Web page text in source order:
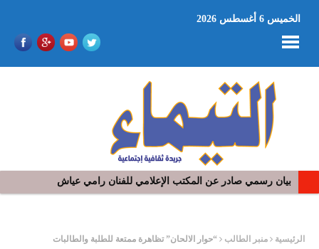
الخميس 6 أغسطس 2026
في افتتاح مهرجان بومخلوف الدولي: رؤوف ماهر يتالق و يشد الجمهور
الرئيسية منبر الطالب “حوار الالحان” تظاهرة ممتعة للطلبة والطالبات